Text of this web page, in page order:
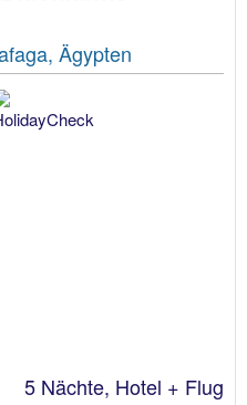
Ägypten
5 Nächte, Hotel + Flug